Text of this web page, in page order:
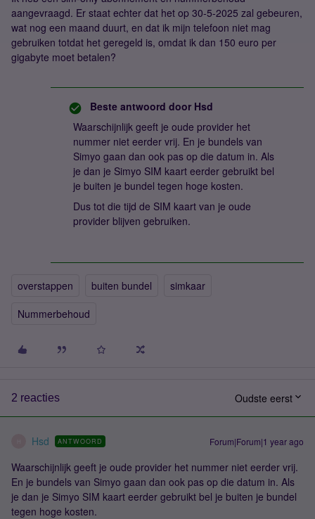
aangevraagd. Er staat echter dat het op 30-5-2025 zal gebeuren,
wat nog een maand duurt, en dat ik mijn telefoon niet mag
gebruiken totdat het geregeld is, omdat ik dan 150 euro per
gigabyte moet betalen?
Beste antwoord door Hsd
Waarschijnlijk geeft je oude provider het
nummer niet eerder vrij. En je bundels van
Simyo gaan dan ook pas op die datum in. Als
je dan je Simyo SIM kaart eerder gebruikt bel
je buiten je bundel tegen hoge kosten.
Dus tot die tijd de SIM kaart van je oude
provider blijven gebruiken.
overstappen buiten bundel
simkaar
Nummerbehoud
2 reacties Oudste eerst
Hsd ANTWOORD Forum|Forum|1 year ago
Waarschijnlijk geeft je oude provider het nummer niet eerder vrij.
En je bundels van Simyo gaan dan ook pas op die datum in. Als
je dan je Simyo SIM kaart eerder gebruikt bel je buiten je bundel
tegen hoge kosten.